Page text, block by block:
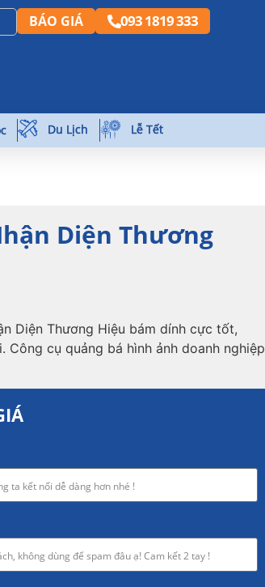
BÁO GIÁ 093 1819 333
Du Lịch Lễ Tết
Diện Thương
Diện Thương Hiệu bám dính cực tốt,
Công cụ quảng bá hình ảnh doanh nghiệp